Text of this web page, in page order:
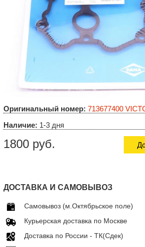
Оригинальный номер: 713677400
Наличие: 1-3 дня
1800 руб.
ДОСТАВКА И САМОВЫВОЗ
Самовывоз (м.Октябрьское поле)
Курьерская доставка по Москве
Доставка по Росcии - ТК(Сдек)